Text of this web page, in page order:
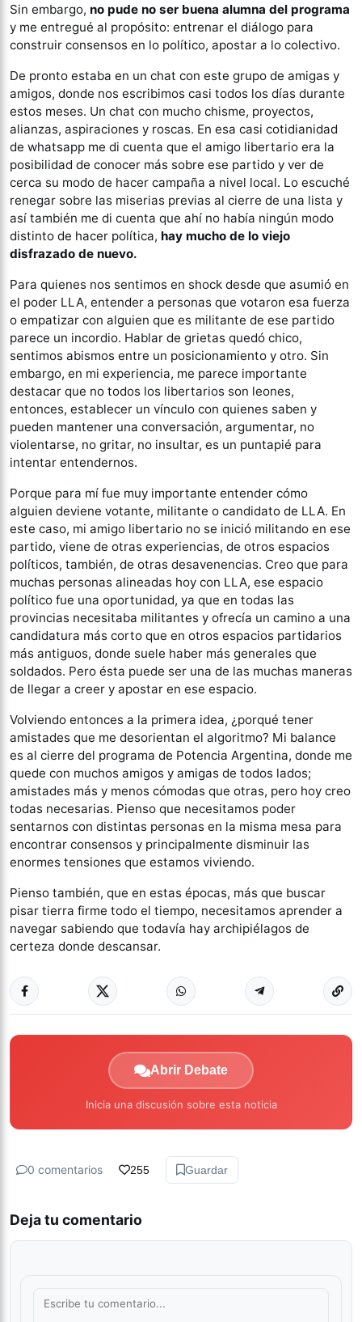
Sin embargo, no pude no ser buena alumna del programa
y me entregué al propósito: entrenar el diálogo para
construir consensos en lo político, apostar a lo colectivo.
De pronto estaba en un chat con este grupo de amigas y
amigos, donde nos escribimos casi todos los días durante
estos meses. Un chat con mucho chisme, proyectos,
alianzas, aspiraciones y roscas. En esa casi cotidianidad
de whatsapp me di cuenta que el amigo libertario era la
posibilidad de conocer más sobre ese partido y ver de
cerca su modo de hacer campaña a nivel local. Lo escuché
renegar sobre las miserias previas al cierre de una lista y
así también me di cuenta que ahí no había ningún modo
distinto de hacer política, hay mucho de lo viejo
disfrazado de nuevo.
Para quienes nos sentimos en shock desde que asumió en
el poder LLA, entender a personas que votaron esa fuerza
o empatizar con alguien que es militante de ese partido
parece un incordio. Hablar de grietas quedó chico,
sentimos abismos entre un posicionamiento y otro. Sin
embargo, en mi experiencia, me parece importante
destacar que no todos los libertarios son leones,
entonces, establecer un vínculo con quienes saben y
pueden mantener una conversación, argumentar, no
violentarse, no gritar, no insultar, es un puntapié para
intentar entendernos.
Porque para mí fue muy importante entender cómo
alguien deviene votante, militante o candidato de LLA. En
este caso, mi amigo libertario no se inició militando en ese
partido, viene de otras experiencias, de otros espacios
políticos, también, de otras desavenencias. Creo que para
muchas personas alineadas hoy con LLA, ese espacio
político fue una oportunidad, ya que en todas las
provincias necesitaba militantes y ofrecía un camino a una
candidatura más corto que en otros espacios partidarios
más antiguos, donde suele haber más generales que
soldados. Pero ésta puede ser una de las muchas maneras
de llegar a creer y apostar en ese espacio.
Volviendo entonces a la primera idea, ¿porqué tener
amistades que me desorientan el algoritmo? Mi balance
es al cierre del programa de Potencia Argentina, donde me
quede con muchos amigos y amigas de todos lados;
amistades más y menos cómodas que otras, pero hoy creo
todas necesarias. Pienso que necesitamos poder
sentarnos con distintas personas en la misma mesa para
encontrar consensos y principalmente disminuir las
enormes tensiones que estamos viviendo.
Pienso también, que en estas épocas, más que buscar
pisar tierra firme todo el tiempo, necesitamos aprender a
navegar sabiendo que todavía hay archipiélagos de
certeza donde descansar.
Abrir Debate
Inicia una discusión sobre esta noticia
0 comentarios 255 Guardar
Deja tu comentario